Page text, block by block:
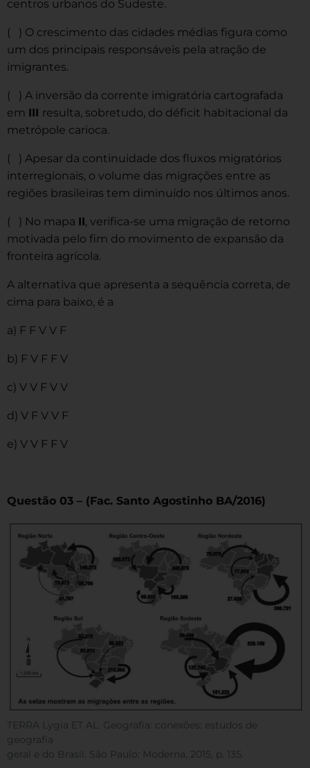
centros urbanos do Sudeste.
( ) O crescimento das cidades médias figura como
um dos principais responsáveis pela atração de
imigrantes.
( ) A inversão da corrente imigratória cartografada
em III resulta, sobretudo, do déficit habitacional da
metrópole carioca.
( ) Apesar da continuidade dos fluxos migratórios
interregionais, o volume das migrações entre as
regiões brasileiras tem diminuído nos últimos anos.
( ) No mapa II, verifica-se uma migração de retorno
motivada pelo fim do movimento de expansão da
fronteira agrícola.
A alternativa que apresenta a sequência correta, de
cima para baixo, é a
a) F F V V F
b) F V F F V
c) V V F V V
d) V F V V F
e) V V F F V
Questão 03 – (Fac. Santo Agostinho BA/2016)
TERRA Lygia ET AL. Geografia: conexões: estudos de
geografia
geral e do Brasil. São Paulo: Moderna, 2015, p. 135.